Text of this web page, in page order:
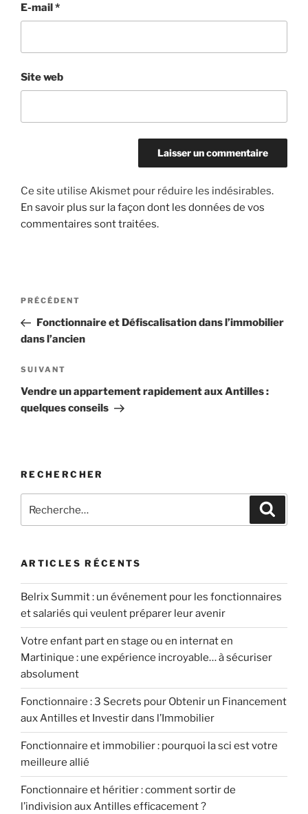
E-mail*
Site web
Ce site utilise Akismet pour réduire les indésirables.
En savoir plus sur la façon dont les données de vos
commentaires sont traitées.
Navigation
l’article
Article
précédent
PRÉCÉDENT
Fonctionnaire et Défiscalisation dans l’immobilier
dans l’ancien
Article
suivant
SUIVANT
Vendre un appartement rapidement aux Antilles :
quelques conseils
RECHERCHER
pour
ARTICLES RÉCENTS
Belrix Summit : un événement pour les fonctionnaires
et salariés qui veulent préparer leur avenir
Votre enfant part en stage ou en internat en
Martinique : une expérience incroyable… à sécuriser
absolument
Fonctionnaire : 3 Secrets pour Obtenir un Financement
aux Antilles et Investir dans l’Immobilier
Fonctionnaire et immobilier : pourquoi la sci est votre
meilleure allié
Fonctionnaire et héritier : comment sortir de
l’indivision aux Antilles efficacement ?